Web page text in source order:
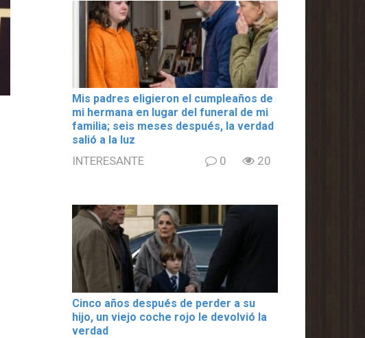
Mis padres eligieron el cumpleaños de
mi hermana en lugar del funeral de mi
familia; seis meses después, la verdad
salió a la luz
INTERESANTE 0 20
Cinco años después de perder a su
hijo, un viejo coche rojo le devolvió la
verdad